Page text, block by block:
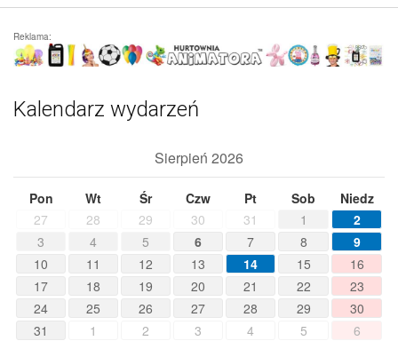
Reklama:
Kalendarz wydarzeń
Sierpień 2026
Pon Wt Śr Czw Pt Sob
Niedz
27
28 29 30 31 1
2
3
4 5 6 7 8
9
10
11 12 13 14 15
16
17
18 19 20 21 22
23
24
25 26 27 28 29
30
31
1 2 3 4 5
6